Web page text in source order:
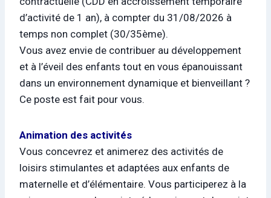
d’activité de 1 an), à compter du 31/08/2026 à
temps non complet (30/35ème).
Vous avez envie de contribuer au développement
et à l’éveil des enfants tout en vous épanouissant
dans un environnement dynamique et bienveillant ?
Ce poste est fait pour vous.
Animation des activités
Vous concevrez et animerez des activités de
loisirs stimulantes et adaptées aux enfants de
maternelle et d’élémentaire. Vous participerez à la